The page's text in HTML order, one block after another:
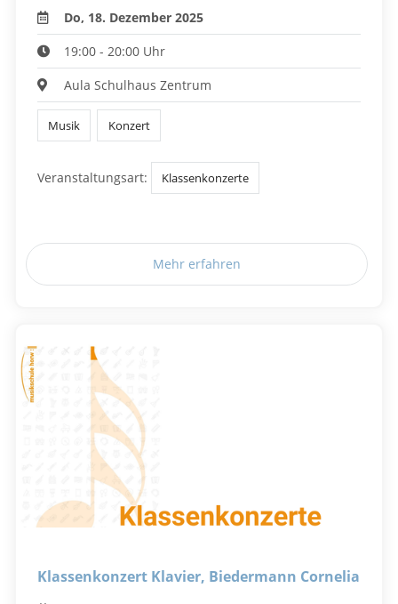
Do, 18. Dezember 2025
19:00 - 20:00 Uhr
Aula Schulhaus Zentrum
Musik Konzert
Veranstaltungsart: Klassenkonzerte
Mehr erfahren
Klassenkonzert Klavier, Biedermann Cornelia